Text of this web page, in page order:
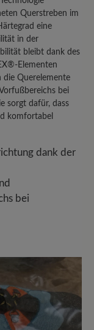
bergauf
für
und
Trotzdem
die Wert
legen
haben ;)
Querstreben im
eine
in der
bleibt dank des
Elementen
die Querelemente
bei
sorgt dafür, dass
komfortabel
dank der
bei